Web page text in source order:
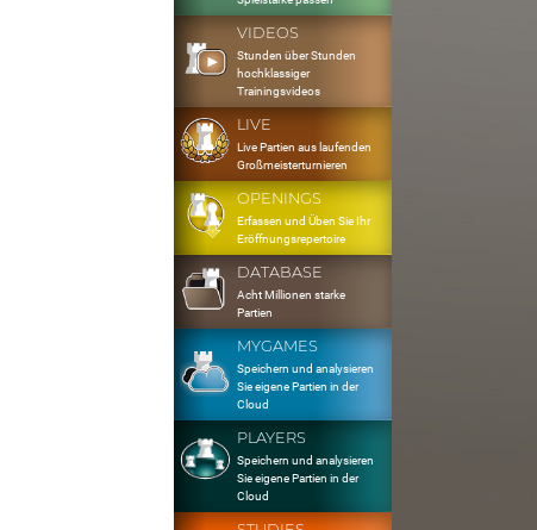
VIDEOS
Stunden über Stunden
hochklassiger
Trainingsvideos
LIVE
Live Partien aus laufenden
Großmeisterturnieren
OPENINGS
Erfassen und Üben Sie Ihr
Eröffnungsrepertoire
DATABASE
Acht Millionen starke
Partien
MYGAMES
Speichern und analysieren
Sie eigene Partien in der
Cloud
PLAYERS
Speichern und analysieren
Sie eigene Partien in der
Cloud